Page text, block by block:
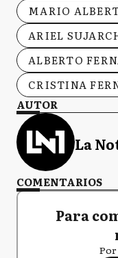
MARIO
ARIEL
ALBERTO
CRISTINA
AUTOR
La
COMENTARIOS
Para